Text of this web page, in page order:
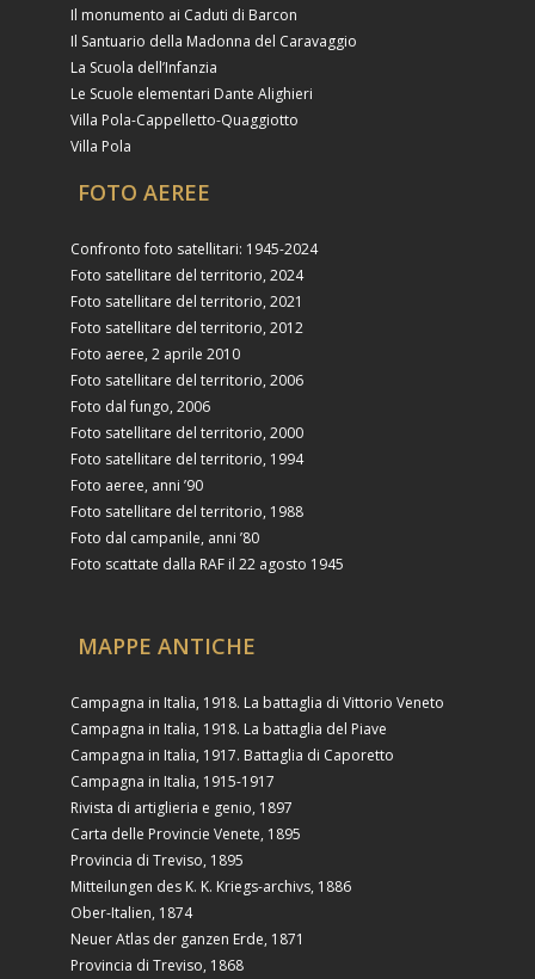
Il monumento ai Caduti di Barcon
Il Santuario della Madonna del Caravaggio
La Scuola dell’Infanzia
Le Scuole elementari Dante Alighieri
Villa Pola-Cappelletto-Quaggiotto
Villa Pola
FOTO AEREE
Confronto foto satellitari: 1945-2024
Foto satellitare del territorio, 2024
Foto satellitare del territorio, 2021
Foto satellitare del territorio, 2012
Foto aeree, 2 aprile 2010
Foto satellitare del territorio, 2006
Foto dal fungo, 2006
Foto satellitare del territorio, 2000
Foto satellitare del territorio, 1994
Foto aeree, anni ’90
Foto satellitare del territorio, 1988
Foto dal campanile, anni ’80
Foto scattate dalla RAF il 22 agosto 1945
MAPPE ANTICHE
Campagna in Italia, 1918. La battaglia di Vittorio Veneto
Campagna in Italia, 1918. La battaglia del Piave
Campagna in Italia, 1917. Battaglia di Caporetto
Campagna in Italia, 1915-1917
Rivista di artiglieria e genio, 1897
Carta delle Provincie Venete, 1895
Provincia di Treviso, 1895
Mitteilungen des K. K. Kriegs-archivs, 1886
Ober-Italien, 1874
Neuer Atlas der ganzen Erde, 1871
Provincia di Treviso, 1868